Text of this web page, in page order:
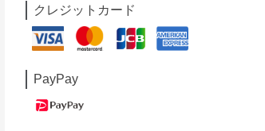
クレジットカード
PayPay